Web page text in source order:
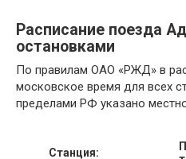
Расписание поезда
остановками
По правилам ОАО «РЖД» в
московское время для всех
пределами РФ указано
Станция: